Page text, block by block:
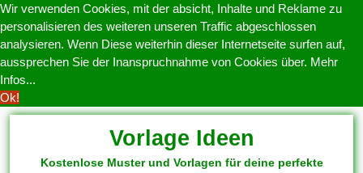
Wir verwenden Cookies, mit der absicht, Inhalte und Reklame zu
personalisieren des weiteren unseren Traffic abgeschlossen
analysieren. Wenn Diese weiterhin dieser Internetseite surfen auf,
aussprechen Sie der Inanspruchnahme von Cookies über. Mehr
Infos...
Ok!
Vorlage Ideen
Kostenlose Muster und Vorlagen für deine perfekte